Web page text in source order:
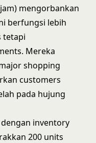
mengorbankan
berfungsi lebih
tetapi
Mereka
shopping
customers
pada hujung
inventory
200 units